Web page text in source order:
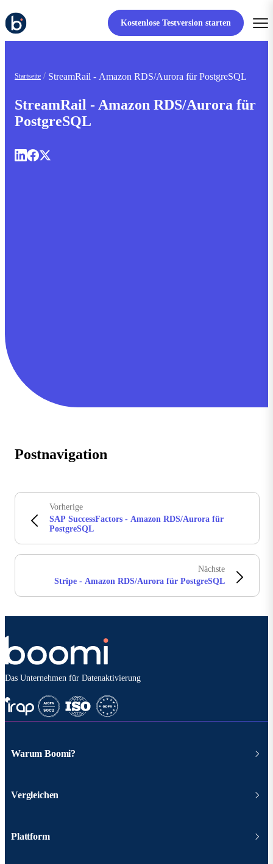
Kostenlose Testversion starten
Startseite StreamRail - Amazon RDS/Aurora für PostgreSQL
StreamRail - Amazon RDS/Aurora für
PostgreSQL
Postnavigation
Vorherige
SAP SuccessFactors - Amazon RDS/Aurora für
PostgreSQL
Nächste
Stripe - Amazon RDS/Aurora für PostgreSQL
Das Unternehmen für Datenaktivierung
Warum Boomi?
Vergleichen
Plattform